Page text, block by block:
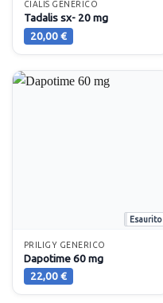
CIALIS GENERICO
Tadalis sx- 20 mg
20,00€
Esaurito
PRILIGY GENERICO
Dapotime 60 mg
22,00€